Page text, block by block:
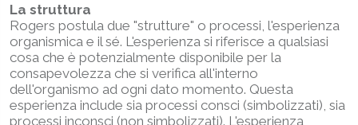
La struttura
Rogers postula due "strutture" o processi, l'esperienza
organismica e il sé. L'esperienza si riferisce a qualsiasi
cosa che è potenzialmente disponibile per la
consapevolezza che si verifica all'interno
dell'organismo ad ogni dato momento. Questa
esperienza include sia processi consci (simbolizzati), sia
processi inconsci (non simbolizzati). L'esperienza